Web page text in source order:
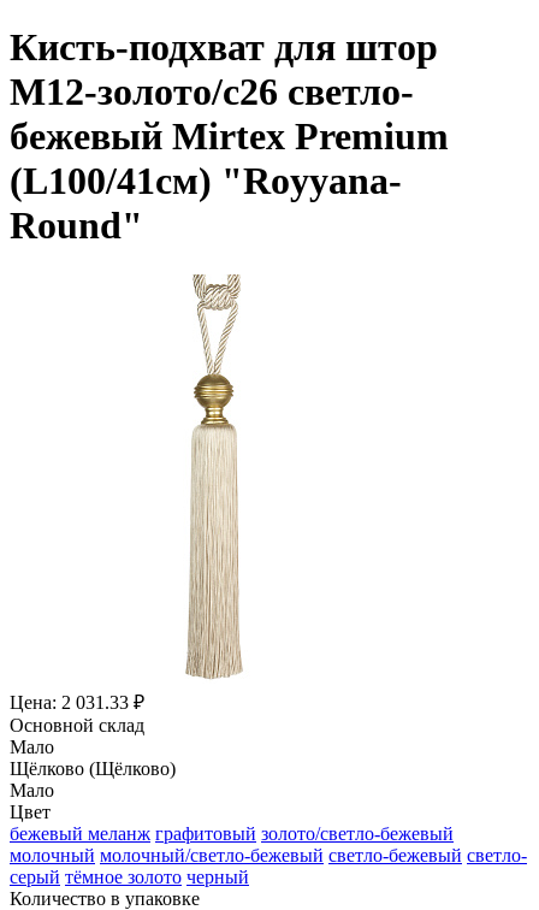
Кисть-подхват для штор
M12-золото/c26 светло-
бежевый Mirtex Premium
(L100/41см) "Royyana-
Round"
Цена: 2 031.33 ₽
Основной склад
Мало
Щёлково (Щёлково)
Мало
Цвет
бежевый меланж графитовый золото/светло-бежевый
молочный молочный/светло-бежевый светло-бежевый светло-
серый тёмное золото черный
Количество в упаковке